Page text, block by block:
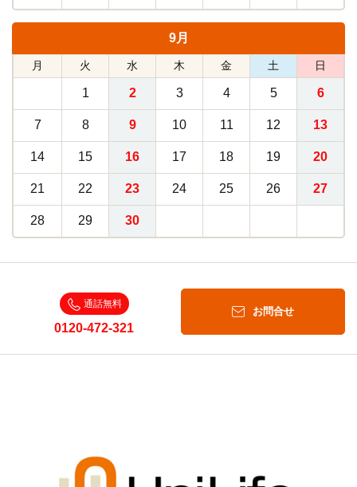
9月
月 火 水 木 金 土 日
1 2 3 4 5 6
7 8 9 10 11 12 13
14 15 16 17 18 19 20
21 22 23 24 25 26 27
28 29 30
通話無料
0120-472-321
お問合せ